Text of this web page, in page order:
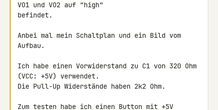
VO1 und VO2 auf "high"
befindet.
Anbei mal mein Schaltplan und ein Bild vom
Aufbau.
Ich habe einen Vorwiderstand zu C1 von 320 Ohm
(VCC: +5V) verwendet.
Die Pull-Up Widerstände haben 2k2 Ohm.
Zum testen habe ich einen Button mit +5V